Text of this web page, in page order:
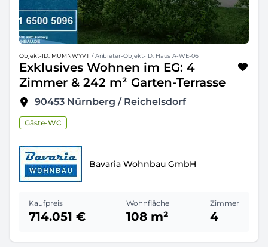
Objekt-ID: MUMNWYVT / Anbieter-Objekt-ID: Haus A-WE-06
Exklusives Wohnen im EG: 4
Zimmer & 242 m² Garten-Terrasse
90453 Nürnberg / Reichelsdorf
Gäste-WC
Bavaria Wohnbau GmbH
Kaufpreis
714.051 €
Wohnfläche
108 m²
Zimmer
4